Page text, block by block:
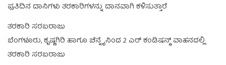
ಪ್ರತಿದಿನ ದಾನಿಗಳು ತರಕಾರಿಗಳನ್ನು ದಾನವಾಗಿ ಕಳಿಸುತ್ತಾರೆ
ತರಕಾರಿ ಸರಬರಾಜು
ಬೆಂಗಳೂರು, ಕೃಷ್ಣಗಿರಿ ಹಾಗೂ ಚೆನ್ನೈನಿಂದ 2 ಎರ್ ಕಂಡಿಷನ್ಡ್ ವಾಹನದಲ್ಲಿ
ತರಕಾರಿ ಸರಬರಾಜು